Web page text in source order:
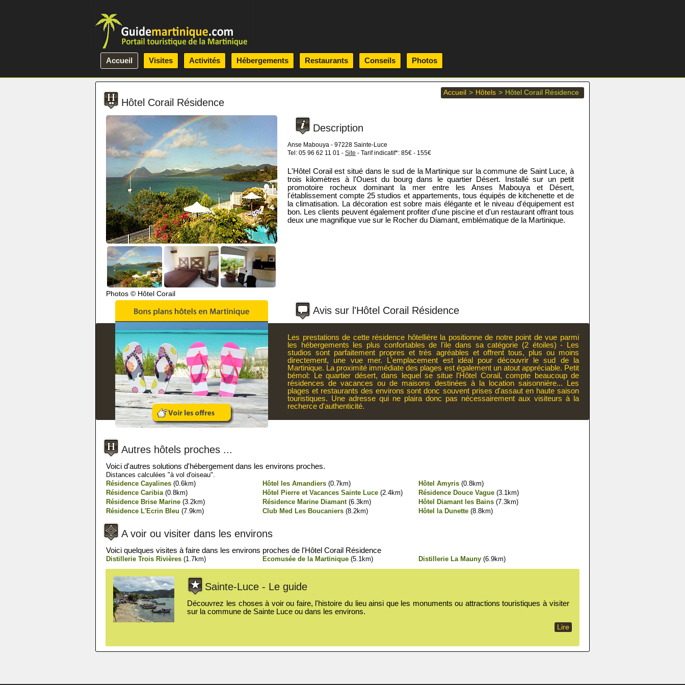
Accueil Visites Activités Hébergements Restaurants Conseils Photos
Hôtel Corail Résidence
Accueil > Hôtels > Hôtel Corail Résidence
Photos © Hôtel Corail
Description
Anse Mabouya - 97228 Sainte-Luce
Tel: 05 96 62 11 01 - Site - Tarif indicatif*: 85€ - 155€
L'Hôtel Corail est situé dans le sud de la Martinique sur la commune de Saint Luce, à
trois kilomètres à l'Ouest du bourg dans le quartier Désert. Installé sur un petit
promotoire rocheux dominant la mer entre les Anses Mabouya et Désert,
l'établissement compte 25 studios et appartements, tous équipés de kitchenette et de
la climatisation. La décoration est sobre mais élégante et le niveau d'équipement est
bon. Les clients peuvent également profiter d'une piscine et d'un restaurant offrant tous
deux une magnifique vue sur le Rocher du Diamant, emblématique de la Martinique.
Avis sur l'Hôtel Corail Résidence
Les prestations de cette résidence hôtellière la positionne de notre point de vue parmi
les hébergements les plus confortables de l'ile dans sa catégorie (2 étoiles) - Les
studios sont parfaitement propres et très agréables et offrent tous, plus ou moins
directement, une vue mer. L'emplacement est idéal pour découvrir le sud de la
Martinique. La proximité immédiate des plages est également un atout appréciable. Petit
bémol: Le quartier désert, dans lequel se situe l'Hôtel Corail, compte beaucoup de
résidences de vacances ou de maisons destinées à la location saisonnière... Les
plages et restaurants des environs sont donc souvent prises d'assaut en haute saison
touristiques. Une adresse qui ne plaira donc pas nécessairement aux visiteurs à la
recherce d'authenticité.
Autres hôtels proches ...
Voici d'autres solutions d'hébergement dans les environs proches.
Distances calculées "à vol d'oiseau".
Résidence Cayalines (0.6km) Hôtel les Amandiers(0.7km) Hôtel Amyris (0.8km)
Résidence Caribia (0.8km) Hôtel Pierre et Vacances Sainte Luce(2.4km) Résidence Douce Vague (3.1km)
Résidence Brise Marine (3.2km) Résidence Marine Diamant(6.3km) Hôtel Diamant les Bains (7.3km)
Résidence L'Ecrin Bleu (7.9km) Club Med Les Boucaniers(8.2km) Hôtel la Dunette (8.8km)
A voir ou visiter dans les environs
Voici quelques visites à faire dans les environs proches de l'Hôtel Corail Résidence
Distillerie Trois Rivières (1.7km) Ecomusée de la Martinique(5.1km) Distillerie La Mauny (6.9km)
Sainte-Luce - Le guide
Découvrez les choses à voir ou faire, l'histoire du lieu ainsi que les monuments ou attractions touristiques à visiter
sur la commune de Sainte Luce ou dans les environs.
Lire